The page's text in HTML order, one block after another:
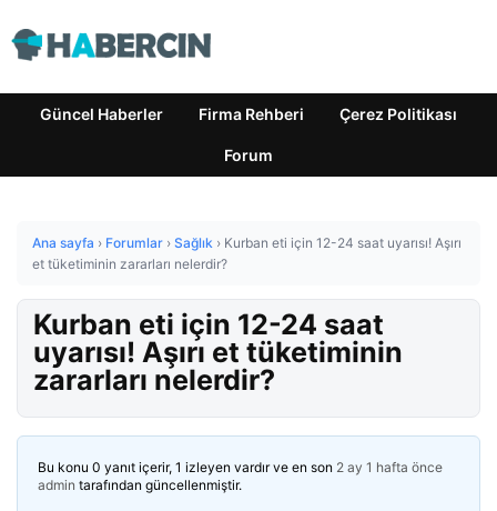
Güncel Haberler Firma Rehberi Çerez Politikası
Forum
Ana sayfa › Forumlar › Sağlık › Kurban eti için 12-24 saat uyarısı! Aşırı
et tüketiminin zararları nelerdir?
Kurban eti için 12-24 saat
uyarısı! Aşırı et tüketiminin
zararları nelerdir?
Bu konu 0 yanıt içerir, 1 izleyen vardır ve en son 2 ay 1 hafta önce
admin tarafından güncellenmiştir.